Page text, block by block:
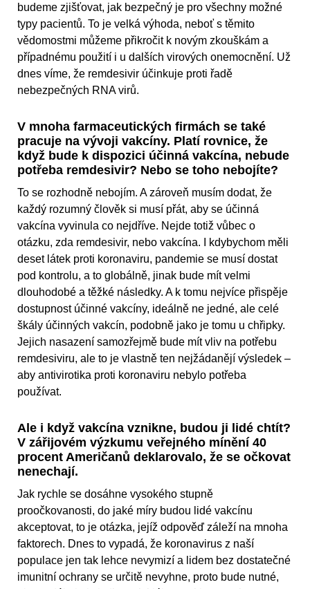
budeme zjišťovat, jak bezpečný je pro všechny možné
typy pacientů. To je velká výhoda, neboť s těmito
vědomostmi můžeme přikročit k novým zkouškám a
případnému použití i u dalších virových onemocnění. Už
dnes víme, že remdesivir účinkuje proti řadě
nebezpečných RNA virů.
V mnoha farmaceutických firmách se také
pracuje na vývoji vakcíny. Platí rovnice, že
když bude k dispozici účinná vakcína, nebude
potřeba remdesivir? Nebo se toho nebojíte?
To se rozhodně nebojím. A zároveň musím dodat, že
každý rozumný člověk si musí přát, aby se účinná
vakcína vyvinula co nejdříve. Nejde totiž vůbec o
otázku, zda remdesivir, nebo vakcína. I kdybychom měli
deset látek proti koronaviru, pandemie se musí dostat
pod kontrolu, a to globálně, jinak bude mít velmi
dlouhodobé a těžké následky. A k tomu nejvíce přispěje
dostupnost účinné vakcíny, ideálně ne jedné, ale celé
škály účinných vakcín, podobně jako je tomu u chřipky.
Jejich nasazení samozřejmě bude mít vliv na potřebu
remdesiviru, ale to je vlastně ten nejžádanějí výsledek –
aby antivirotika proti koronaviru nebylo potřeba
používat.
Ale i když vakcína vznikne, budou ji lidé chtít?
V zářijovém výzkumu veřejného mínění 40
procent Američanů deklarovalo, že se očkovat
nenechají.
Jak rychle se dosáhne vysokého stupně
proočkovanosti, do jaké míry budou lidé vakcínu
akceptovat, to je otázka, jejíž odpověď záleží na mnoha
faktorech. Dnes to vypadá, že koronavirus z naší
populace jen tak lehce nevymizí a lidem bez dostatečné
imunitní ochrany se určitě nevyhne, proto bude nutné,